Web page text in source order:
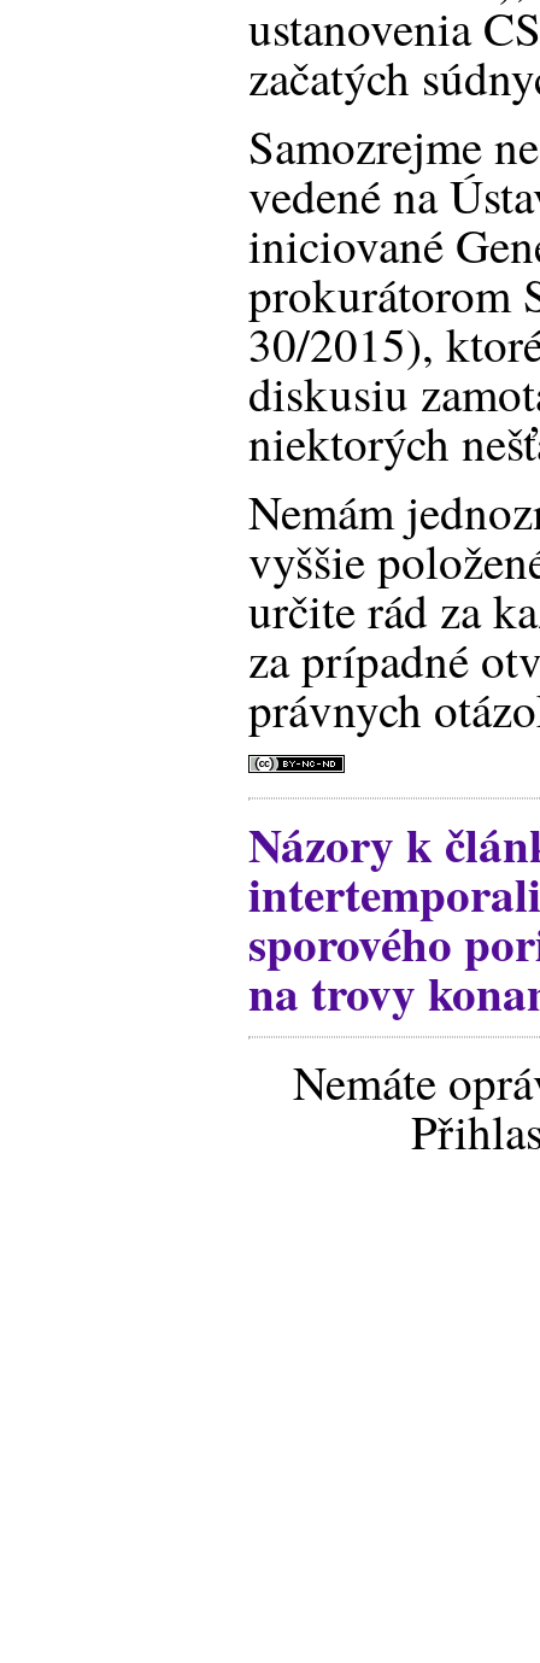
ustanovenia
začatých
Samozrejme
vedené na
iniciované
prokurátorom
30/2015),
diskusiu
niektorých
Nemám
vyššie
určite rád za
za prípadné
právnych
Názory k
sporového
na trovy
Nemáte